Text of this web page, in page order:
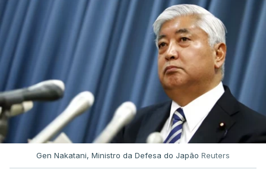
Gen Nakatani, Ministro da Defesa do Japão Reuters